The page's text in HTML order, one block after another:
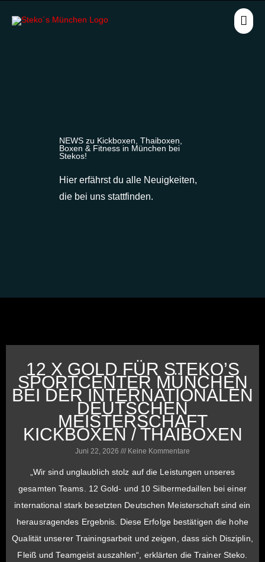
Inhalt
NEWS zu Kickboxen, Thaiboxen,
Boxen & Fitness in München bei
Stekos!
Hier erfährst du alle Neuigkeiten,
die bei uns stattfinden.
12 X GOLD FÜR STEKO’S
SPORTCENTER MÜNCHEN
BEI DER INTERNATIONALEN
DEUTSCHEN
MEISTERSCHAFT
KICKBOXEN / THAIBOXEN
Juni 22, 2026 Keine Kommentare
„Wir sind unglaublich stolz auf die Leistungen unseres
gesamten Teams. 12 Gold- und 10 Silbermedaillen bei einer
international stark besetzten Deutschen Meisterschaft sind ein
herausragendes Ergebnis. Diese Erfolge bestätigen die hohe
Qualität unserer Trainingsarbeit und zeigen, dass sich Disziplin,
Fleiß und Teamgeist auszahlen“, erklärten die Trainer Steko.